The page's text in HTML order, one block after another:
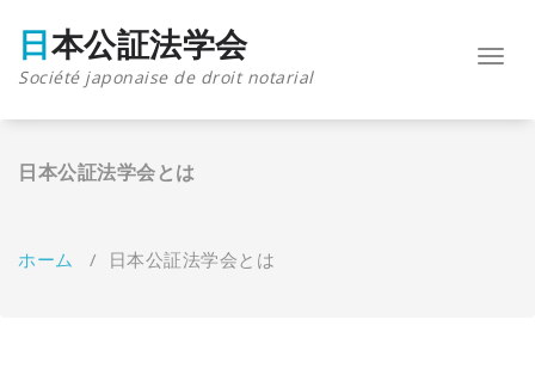
日本公証法学会
Société japonaise de droit notarial
ナ
日本公証法学会とは
ホーム / 日本公証法学会とは